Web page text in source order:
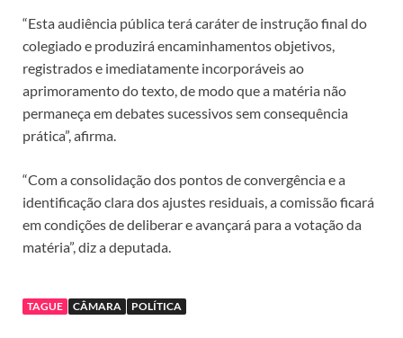
“Esta audiência pública terá caráter de instrução final do
colegiado e produzirá encaminhamentos objetivos,
registrados e imediatamente incorporáveis ao
aprimoramento do texto, de modo que a matéria não
permaneça em debates sucessivos sem consequência
prática”, afirma.
“Com a consolidação dos pontos de convergência e a
identificação clara dos ajustes residuais, a comissão ficará
em condições de deliberar e avançará para a votação da
matéria”, diz a deputada.
TAGUE CÂMARA POLÍTICA